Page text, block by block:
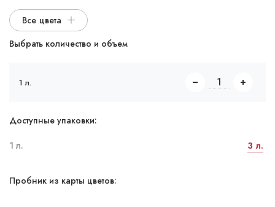
Все цвета
Выбрать количество и объем
1 л.
Доступные упаковки:
1 л. 3 л.
Пробник из карты цветов: